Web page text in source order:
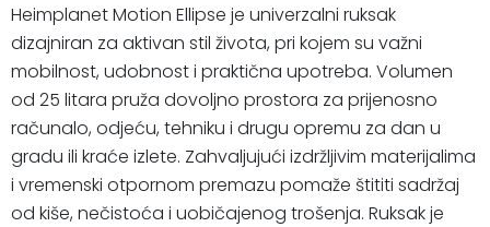
Heimplanet Motion Ellipse je univerzalni ruksak
dizajniran za aktivan stil života, pri kojem su važni
mobilnost, udobnost i praktična upotreba. Volumen
od 25 litara pruža dovoljno prostora za prijenosno
računalo, odjeću, tehniku i drugu opremu za dan u
gradu ili kraće izlete. Zahvaljujući izdržljivim materijalima
i vremenski otpornom premazu pomaže štititi sadržaj
od kiše, nečistoća i uobičajenog trošenja. Ruksak je